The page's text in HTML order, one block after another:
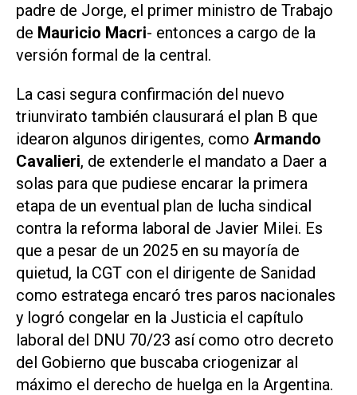
padre de Jorge, el primer ministro de Trabajo
de Mauricio Macri- entonces a cargo de la
versión formal de la central.
La casi segura confirmación del nuevo
triunvirato también clausurará el plan B que
idearon algunos dirigentes, como Armando
Cavalieri, de extenderle el mandato a Daer a
solas para que pudiese encarar la primera
etapa de un eventual plan de lucha sindical
contra la reforma laboral de Javier Milei. Es
que a pesar de un 2025 en su mayoría de
quietud, la CGT con el dirigente de Sanidad
como estratega encaró tres paros nacionales
y logró congelar en la Justicia el capítulo
laboral del DNU 70/23 así como otro decreto
del Gobierno que buscaba criogenizar al
máximo el derecho de huelga en la Argentina.